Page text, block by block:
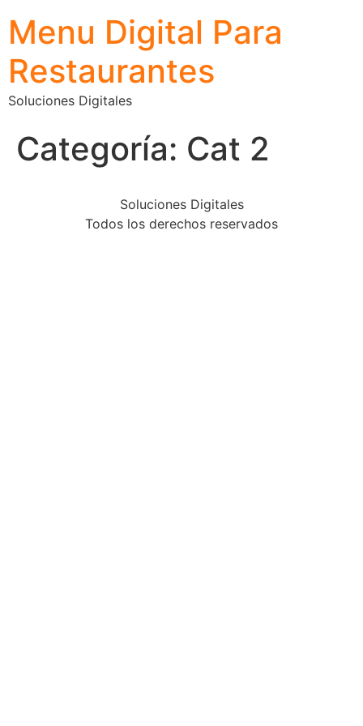
Menu Digital Para
Restaurantes
Soluciones Digitales
Categoría: Cat 2
Soluciones Digitales
Todos los derechos reservados